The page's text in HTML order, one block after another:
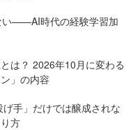
い——AI時代の経験学習加
は？ 2026年10月に変わる
」の内容
手」だけでは醸成されな
方